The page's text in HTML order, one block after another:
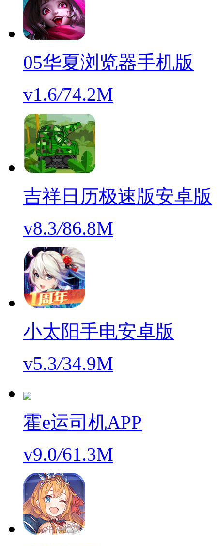
05华夏浏览器手机版
v1.6/74.2M
吉祥日历极速版安卓版
v8.3/86.8M
小太阳手电安卓版
v5.3/34.9M
霍e运司机APP
v9.0/61.3M